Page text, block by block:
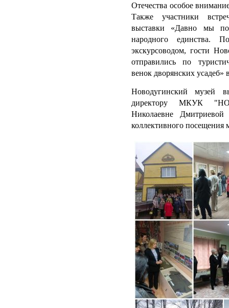
Отечества особое
Также участники
выставки «Давно мы
народного единства.
экскурсоводом, гости
отправились по
венок дворянских
Новодугинский музей
директору МКУК
Николаевне Дмитриевой
коллективного посещения